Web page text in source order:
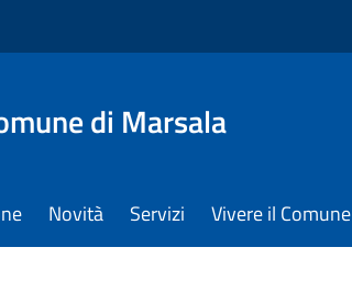
di Marsala
Novità Servizi Vivere il Comune